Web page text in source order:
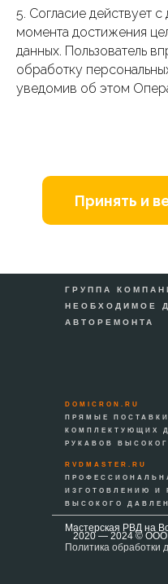
5. Согласие действует
момента достижения
данных. Пользователь
обработку
уведомив об этом
Принять и
Мастерская РВД на
Политика обработки
ГРУППА
НЕОБХОДИМОЕ
АВТОРЕМОНТА
DOMICRON.RU
ПРЯМЫЕ
КОМПЛЕКТУЮЩИХ
РУКАВОВ
RVDMASTER.RU
ИЗГОТОВЛЕНИЮ И
ВЫСОКОГО
2020 — 2024 ©